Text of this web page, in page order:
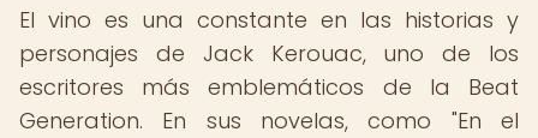
El vino es una constante en las historias y
personajes de Jack Kerouac, uno de los
escritores más emblemáticos de la Beat
Generation. En sus novelas, como "En el